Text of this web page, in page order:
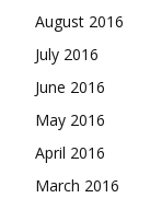
August 2016
July 2016
June 2016
May 2016
April 2016
March 2016